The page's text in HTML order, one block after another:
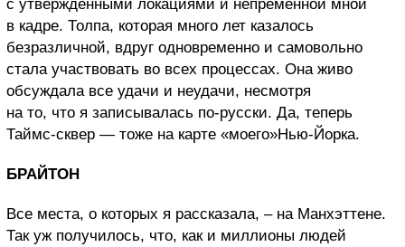
с утвержденными локациями и непременной мной
в кадре. Толпа, которая много лет казалось
безразличной, вдруг одновременно и самовольно
стала участвовать во всех процессах. Она живо
обсуждала все удачи и неудачи, несмотря
на то, что я записывалась по-русски. Да, теперь
Таймс-сквер — тоже на карте «моего»Нью-Йорка.
БРАЙТОН
Все места, о которых я рассказала, – на Манхэттене.
Так уж получилось, что, как и миллионы людей